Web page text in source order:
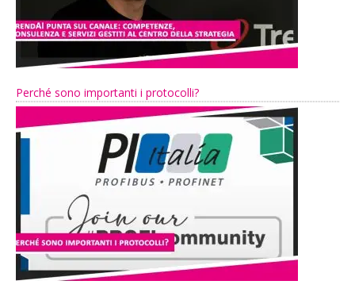
Perché sono importanti i protocolli?